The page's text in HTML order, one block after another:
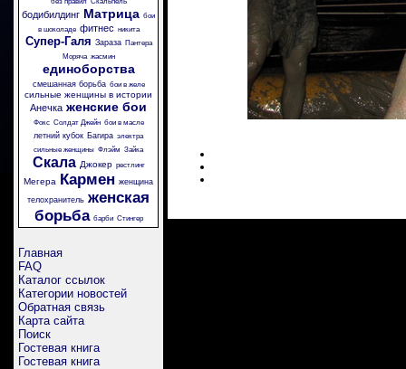
бодибилдинг Матрица бои
в шоколаде фитнес никита
Супер-Галя Зараза
Пантера
Моряча жасмин
единоборства
смешанная борьба бои в желе
сильные женщины в истории
Анечка женские бои
Фокс Солдат Джейн бои в масле
летний кубок Багира электра
сильные женщины Флэйм Зайка
Скала Джокер рестлинг
Мегера Кармен женщина
телохранитель женская
борьба барби Стингер
Главная
FAQ
Каталог ссылок
Категории новостей
Обратная связь
Карта сайта
Поиск
Гостевая книга
Гостевая книга